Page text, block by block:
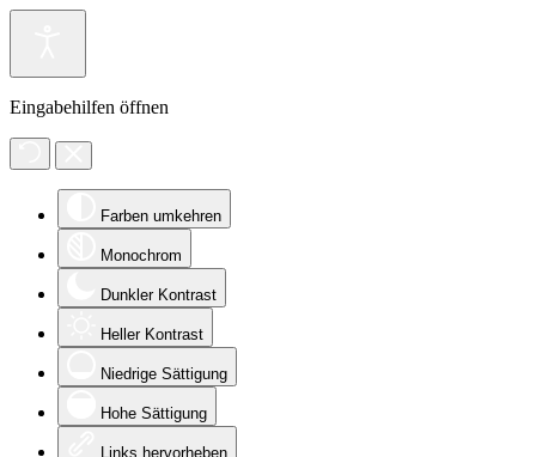
Eingabehilfen öffnen
Farben umkehren
Monochrom
Dunkler Kontrast
Heller Kontrast
Niedrige Sättigung
Hohe Sättigung
Links hervorheben